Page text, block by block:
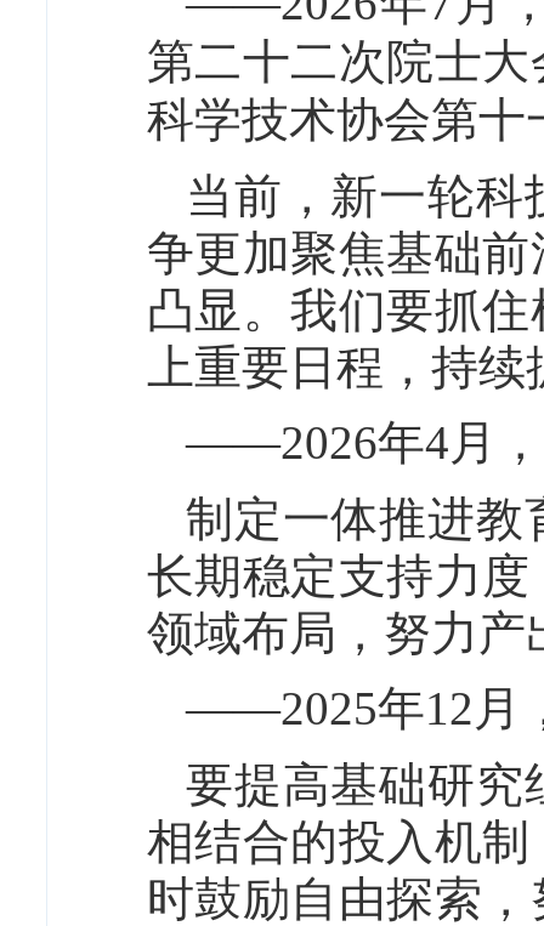
第二十二次院士
科学技术协会第
当前，新一轮
争更加聚焦基础
凸显。我们要抓
上重要日程，持
——2026年4月，
制定一体推进教
长期稳定支持力
领域布局，努力
——2025年12月
要提高基础研究
相结合的投入机
时鼓励自由探索